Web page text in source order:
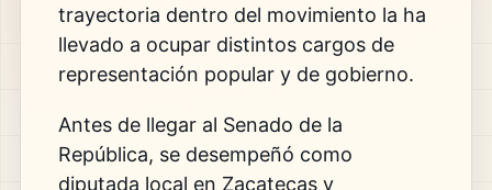
trayectoria dentro del movimiento la ha
llevado a ocupar distintos cargos de
representación popular y de gobierno.
Antes de llegar al Senado de la
República, se desempeñó como
diputada local en Zacatecas y